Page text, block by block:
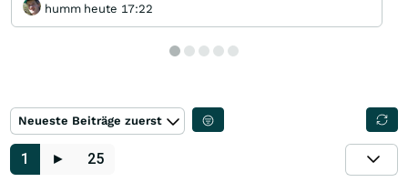
humm heute 17:22
Neueste Beiträge zuerst
1 ► 25